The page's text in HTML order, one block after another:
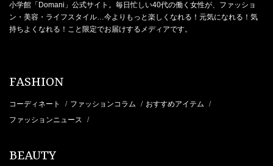
小学館「Domani」公式サイト。毎日忙しい40代の働く女性が、ファッショ
ン・美容・ライフスタイル…今よりもっと楽しくなれる！元気になれる！気
持ちよくなれる！こと限定でお届けするメディアです。
FASHION
コーディネート / ファッションコラム / おすすめアイテム /
ファッションニュース /
BEAUTY